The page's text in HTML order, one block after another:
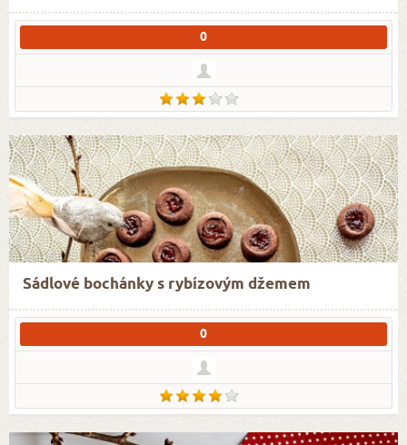
0
Sádlové bochánky s rybízovým džemem
0